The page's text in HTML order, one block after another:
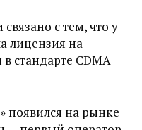
с тем, что у
лицензия на
в стандарте CDMA
появился на рынке